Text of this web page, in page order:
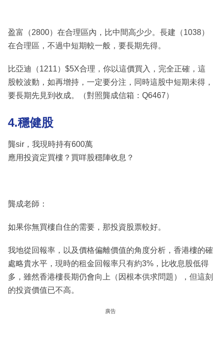
盈富（2800）在合理區內，比中間高少少。長建（1038）
在合理區，不過中短期較一般，要長期先得。
比亞迪（1211）$5X合理，你以這價買入，完全正確，這
股較波動，如再增持，一定要分注，同時這股中短期未得，
要長期先見到收成。（對照龔成信箱：Q6467）
4.穩健股
龔sir，我現時持有600萬
應用投資定買樓？買咩股穩陣收息？
龔成老師：
如果你無買樓自住的需要，那投資股票較好。
我地從回報率，以及價格偏離價值的角度分析，香港樓的確
處略貴水平，現時的租金回報率只有約3%，比收息股低得
多，雖然香港樓長期仍會向上（因根本供求問題），但這刻
的投資價值已不高。
廣告